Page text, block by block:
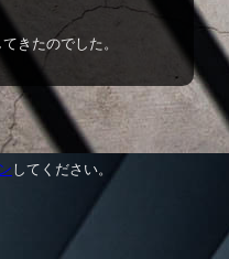
きたのでした。
してください。